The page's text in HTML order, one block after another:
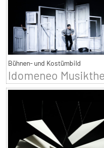
Bühnen- und Kostümbild
Idomeneo